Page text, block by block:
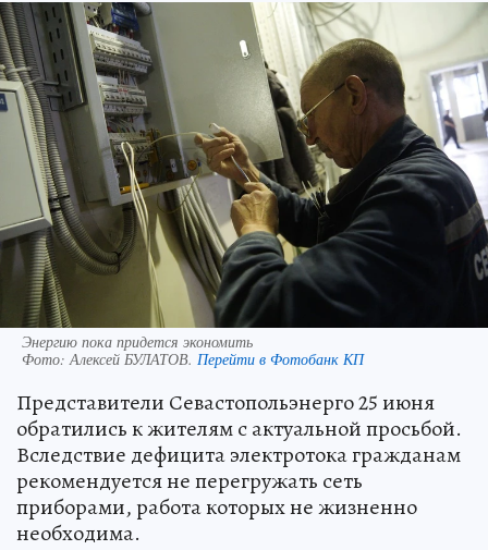
Энергию пока придется экономить
Фото:Алексей БУЛАТОВ. Перейти в Фотобанк КП
Представители Севастопольэнерго 25 июня
обратились к жителям с актуальной просьбой.
Вследствие дефицита электротока гражданам
рекомендуется не перегружать сеть
приборами, работа которых не жизненно
необходима.